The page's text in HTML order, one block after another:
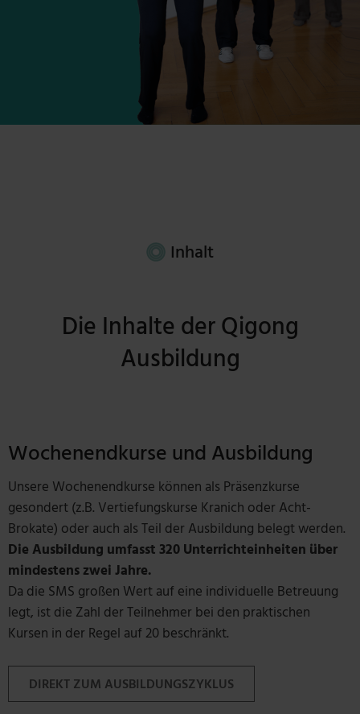
Inhalt
Die Inhalte der Qigong
Ausbildung
Wochenendkurse und Ausbildung
Unsere Wochenendkurse können als Präsenzkurse
gesondert (z.B. Vertiefungskurse Kranich oder Acht-
Brokate) oder auch als Teil der Ausbildung belegt werden.
Die Ausbildung umfasst 320 Unterrichteinheiten über
mindestens zwei Jahre.
Da die SMS großen Wert auf eine individuelle Betreuung
legt, ist die Zahl der Teilnehmer bei den praktischen
Kursen in der Regel auf 20 beschränkt.
DIREKT ZUM AUSBILDUNGSZYKLUS